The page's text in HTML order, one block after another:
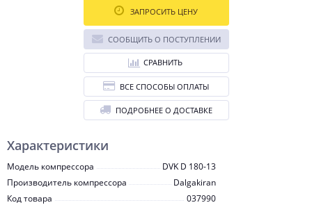
Характеристики
Модель компрессора
DVK D 180-13
Производитель компрессора
Dalgakiran
Код товара
037990
ЗАПРОСИТЬ ЦЕНУ
СООБЩИТЬ О ПОСТУПЛЕНИИ
СРАВНИТЬ
ВСЕ СПОСОБЫ ОПЛАТЫ
ПОДРОБНЕЕ О ДОСТАВКЕ